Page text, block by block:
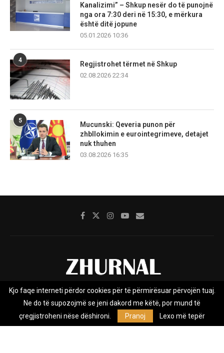
Kanalizimi” – Shkup nesër do të punojnë
nga ora 7:30 deri në 15:30, e mërkura
është ditë jopune
05.01.2026 10:36
4
Regjistrohet tërmet në Shkup
02.08.2026 22:34
5
Mucunski: Qeveria punon për
zhbllokimin e eurointegrimeve, detajet
nuk thuhen
03.08.2026 16:35
Rreth nesh Impresumi Marketing
Kontakt
Privacy Policy
Zhurnal.mk është Agjenci e Lajmeve e pavarur, e themeluar në vitin
Kjo faqe interneti përdor cookies për të përmirësuar përvojën tuaj.
Ne do të supozojmë se jeni dakord me këtë, por mund të
çregjistroheni nëse dëshironi.
Pranoj Lexo më tepër